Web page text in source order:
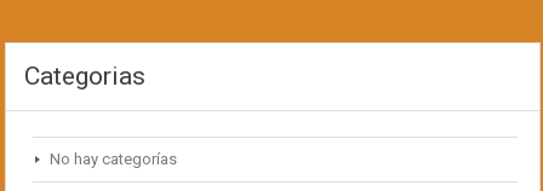
Categorias
No hay categorías